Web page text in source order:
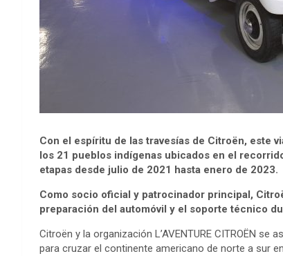
Con el espíritu de las travesías de Citroën, este
los 21 pueblos indígenas ubicados en el
etapas desde julio de 2021 hasta enero de 2023.
Como socio oficial y patrocinador principal,
preparación del automóvil y el soporte técnico
Citroën y la organización L’AVENTURE CITROËN
para cruzar el continente americano de norte a sur